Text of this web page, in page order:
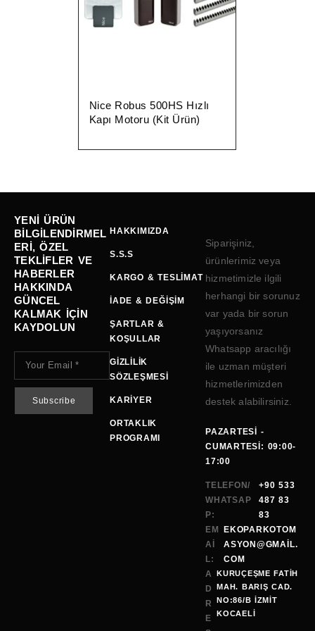
Nice Robus 500HS Hızlı
Kapı Motoru (Kit Ürün)
YENI ÜRÜN
BILGILENDIRMEL
ERI, ÖZEL
TEKLIFLER VE
HABERLER
HAKKINDA
GÜNCEL
KALMAK IÇIN
KAYDOLUN
HAKKIMIZDA
S.S.S
KARGO & TESLIMAT
İADE & DEĞIŞIM
ŞARTLAR &
KOŞULLAR
GIZLILIK
SÖZLEŞMESI
KARIYER
ORTAKLIK
PROGRAMI
Siparişiniz,
ürünlerimiz veya
hizmetimizle ilgili
herhangi bir sorunuz
var yada bir sorun
yaşıyorsanız
Whatsapp aracılığı
ile uzman müşteri
hizmetlerimizden
destek alabilirsiniz.
PAZARTESI -
CUMARTESI: 09:00-
17:00
TELEFON/
WHATSAP
P:
+90 533
487 83
83
EM
AI
L:
EKOPARKOTOM
ASYON@GMAİL.
COM
A
D
R
E
KURUÇEŞME FATİH
MAH. BARIŞ CAD.
NO:86/B İZMİT
KOCAELI